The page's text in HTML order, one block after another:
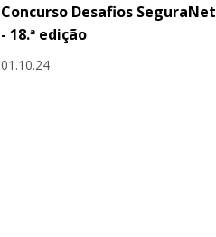
Concurso Desafios SeguraNet
- 18.ª edição
01.10.24